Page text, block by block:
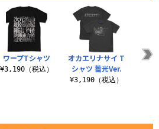
ワープTシャツ
¥3,190（税込）
オカエリナサイ T
シャツ 蓄光Ver.
¥3,190（税込）
オカ